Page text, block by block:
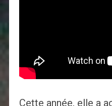
Cette année, elle a